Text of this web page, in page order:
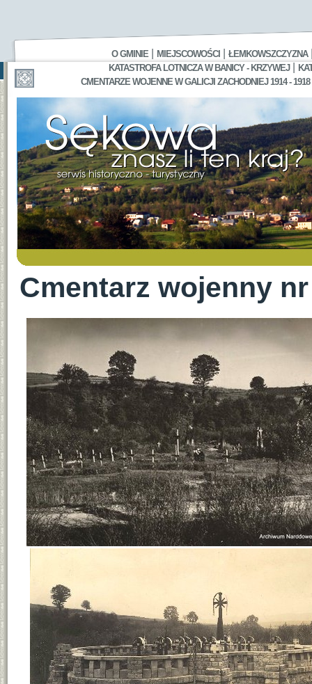
O GMINIE MIEJSCOWOŚCI ŁEMKOWSZCZYZNA
KATASTROFA LOTNICZA W BANICY - KRZYWEJ|
CMENTARZE WOJENNE W GALICJI ZACHODNIEJ 1914 - 1918
Cmentarz wojenny